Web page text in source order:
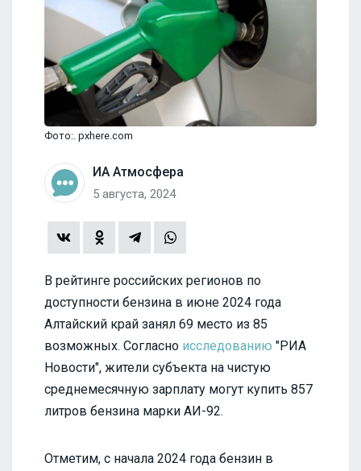
Фото:. pxhere.com
ИА Атмосфера
5 августа, 2024
В рейтинге российских регионов по
доступности бензина в июне 2024 года
Алтайский край занял 69 место из 85
возможных. Согласно исследованию "РИА
Новости", жители субъекта на чистую
среднемесячную зарплату могут купить 857
литров бензина марки АИ-92.
Отметим, с начала 2024 года бензин в